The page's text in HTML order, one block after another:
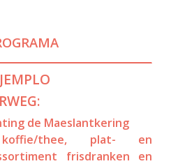
de Maeslantkering
koffie/thee, plat- en
frisdranken en